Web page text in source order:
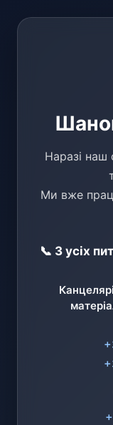
Наразі наш
Ми вже
📞 З усіх